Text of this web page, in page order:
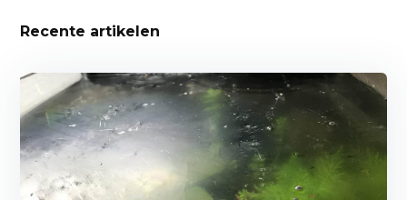
Recente artikelen